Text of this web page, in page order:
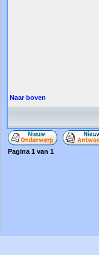
Naar boven
Pagina 1 van 1